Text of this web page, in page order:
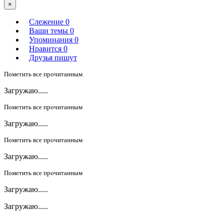
×
Слежение 0
Ваши темы 0
Упоминания 0
Нравится 0
Друзья пишут
Пометить все прочитанным
Загружаю.....
Пометить все прочитанным
Загружаю.....
Пометить все прочитанным
Загружаю.....
Пометить все прочитанным
Загружаю.....
Загружаю.....